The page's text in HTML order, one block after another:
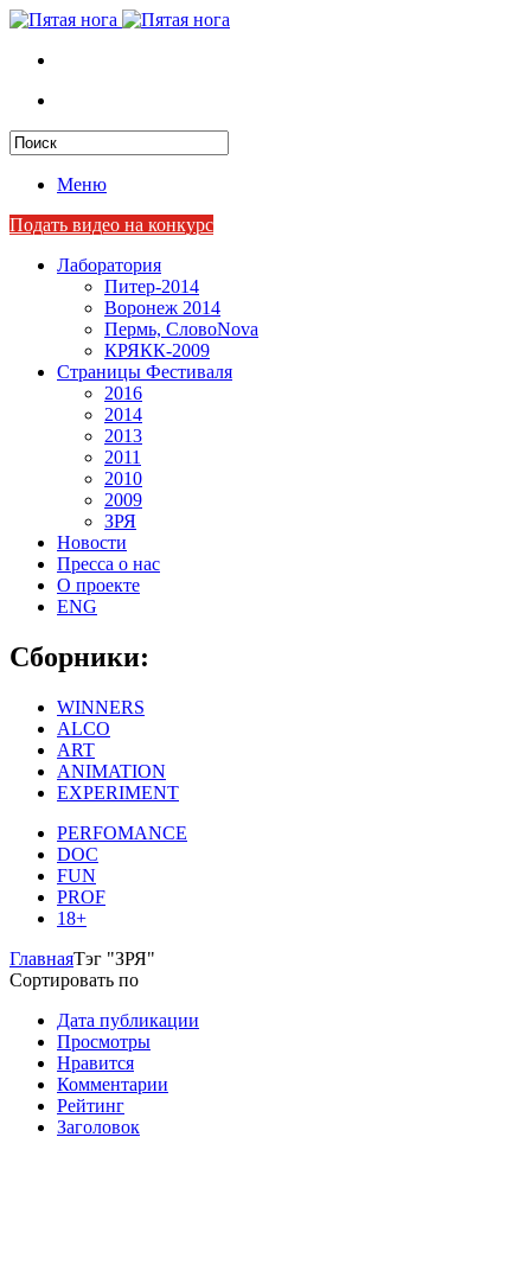
Меню
Подать видео на конкурс
Лаборатория
Питер-2014
Воронеж 2014
Пермь, СловоNova
КРЯКК-2009
Страницы Фестиваля
2016
2014
2013
2011
2010
2009
ЗРЯ
Новости
Пресса о нас
О проекте
ENG
Сборники:
WINNERS
ALCO
ART
ANIMATION
EXPERIMENT
PERFOMANCE
DOC
FUN
PROF
18+
ГлавнаяТэг "ЗРЯ"
Сортировать по
Дата публикации
Просмотры
Нравится
Комментарии
Рейтинг
Заголовок